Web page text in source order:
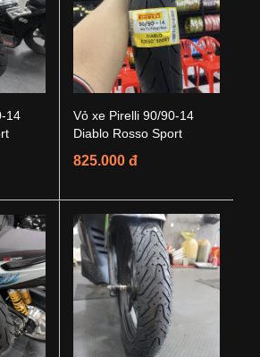
14
Vỏ xe Pirelli 90/90-14
Diablo Rosso Sport
825.000 đ